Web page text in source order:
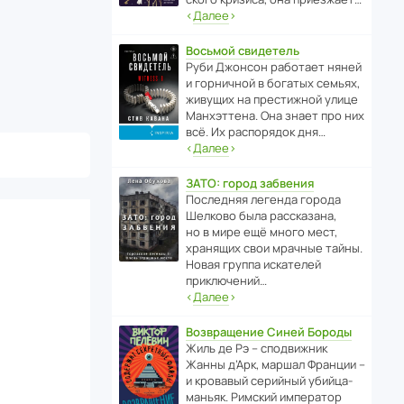
‹Далее›
Восьмой свидетель
Руби Джонсон рабо­тает няней
и горни­чной в богатых семьях,
живущих на прес­ти­жной улице
Манх­эт­тена. Она знает про них
всё. Их распо­рядок дня…
‹Далее›
ЗАТО: город забвения
После­дняя легенда города
Шелково была расска­зана,
но в мире ещё много мест,
хранящих свои мрачные тайны.
Новая группа иска­телей
приключений…
‹Далее›
Возвращение Синей Бороды
Жиль де Рэ – спод­ви­жник
Жанны д’Арк, маршал Франции –
и кровавый серийный убийца-
маньяк. Римский импе­ратор